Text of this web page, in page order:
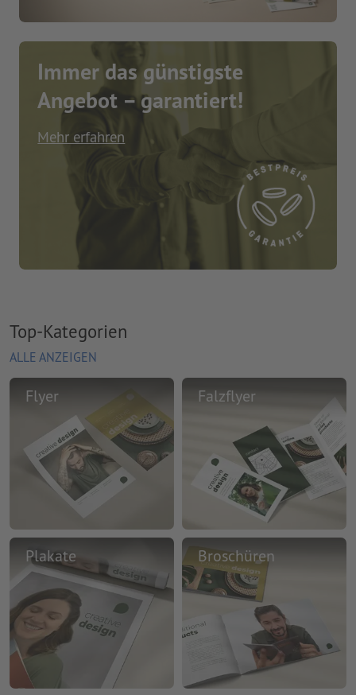
Immer das günstigste
Angebot – garantiert!
Mehr erfahren
Top-Kategorien
ALLE ANZEIGEN
Flyer Falzflyer
Plakate Broschüren